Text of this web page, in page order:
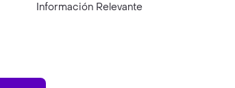
Información Relevante
AppGallery